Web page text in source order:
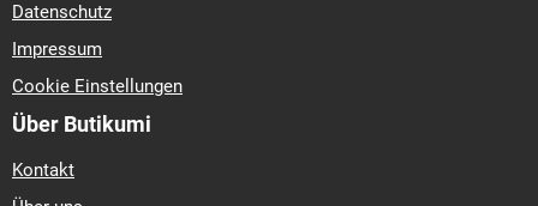
Datenschutz
Impressum
Cookie Einstellungen
Über Butikumi
Kontakt